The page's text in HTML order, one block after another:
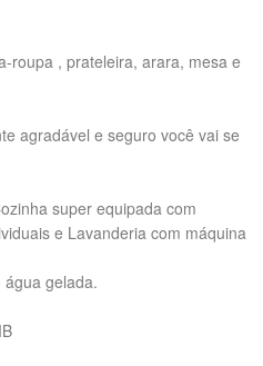
roupa , prateleira, arara, mesa e
agradável e seguro você vai se
super equipada com
e Lavanderia com máquina
gelada.